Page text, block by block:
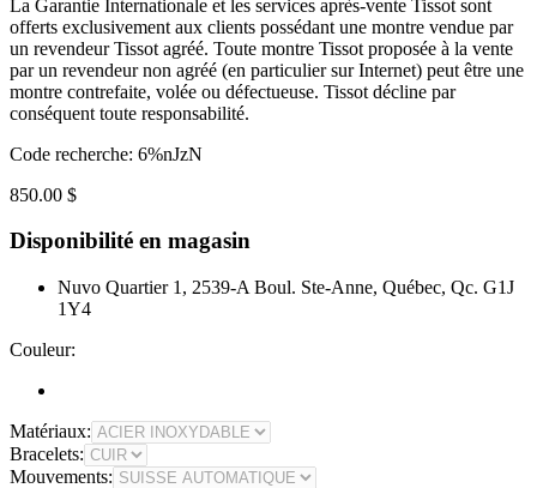
La Garantie Internationale et les services après-vente Tissot sont
offerts exclusivement aux clients possédant une montre vendue par
un revendeur Tissot agréé. Toute montre Tissot proposée à la vente
par un revendeur non agréé (en particulier sur Internet) peut être une
montre contrefaite, volée ou défectueuse. Tissot décline par
conséquent toute responsabilité.
Code recherche: 6%nJzN
850.00 $
Disponibilité en magasin
Nuvo Quartier 1, 2539-A Boul. Ste-Anne, Québec, Qc. G1J
1Y4
Couleur:
Matériaux:
Bracelets:
Mouvements: